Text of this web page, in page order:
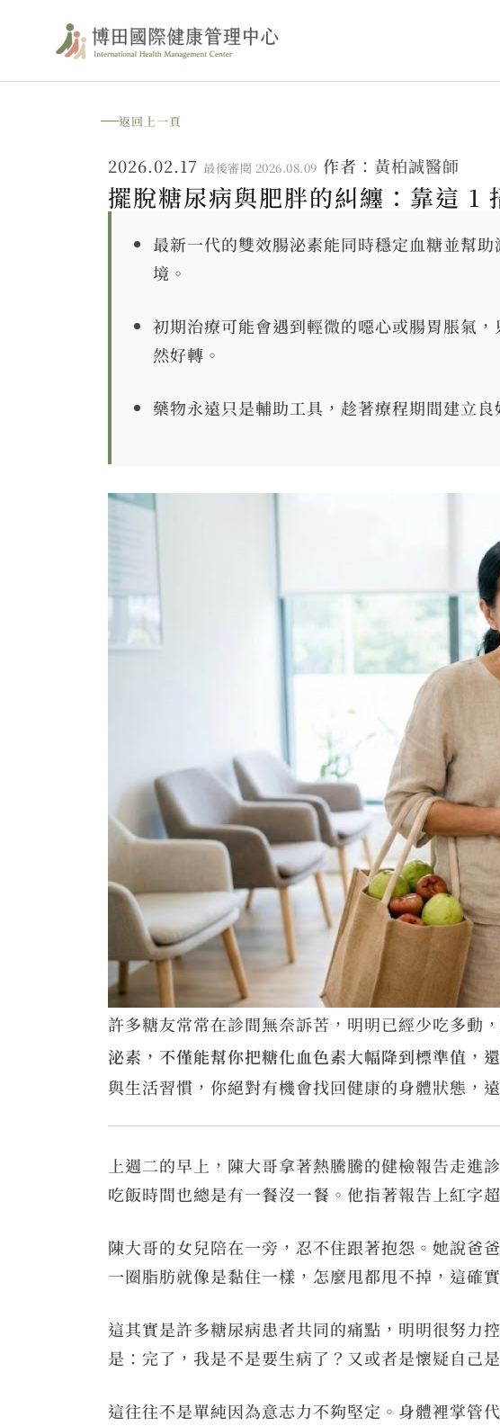
主
返回上一頁
2026.02.17 最後審閱 2026.08.09 作者： 黃柏誠醫師
擺脫糖尿病與肥胖的糾纏：靠這 1
最新一代的雙效腸泌素能同時穩定血糖並幫
境。
初期治療可能會遇到輕微的噁心或腸胃脹氣
然好轉。
藥物永遠只是輔助工具，趁著療程期間建立
許多糖友常常在診間無奈訴苦，明明已經少吃多動
泌素，不僅能幫你把糖化血色素大幅降到標準值，
與生活習慣，你絕對有機會找回健康的身體狀態，
上週二的早上，陳大哥拿著熱騰騰的健檢報告走進
吃飯時間也總是有一餐沒一餐。他指著報告上紅字
陳大哥的女兒陪在一旁，忍不住跟著抱怨。她說爸
一圈脂肪就像是黏住一樣，怎麼甩都甩不掉，這確
這其實是許多糖尿病患者共同的痛點，明明很努力
是：完了，我是不是要生病了？又或者是懷疑自己
這往往不是單純因為意志力不夠堅定。身體裡掌管